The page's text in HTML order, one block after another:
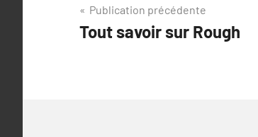
Navigation
de
Publication précédente
Tout savoir sur Rough